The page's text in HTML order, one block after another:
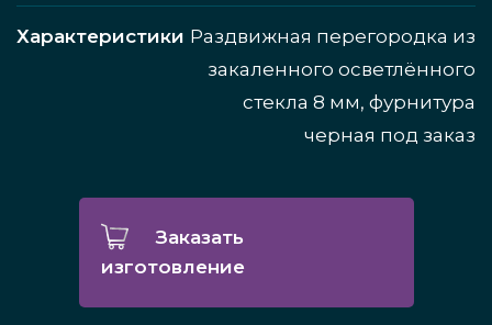
Характеристики Раздвижная перегородка из
закаленного осветлённого
стекла 8 мм, фурнитура
черная под заказ
Заказать
изготовление